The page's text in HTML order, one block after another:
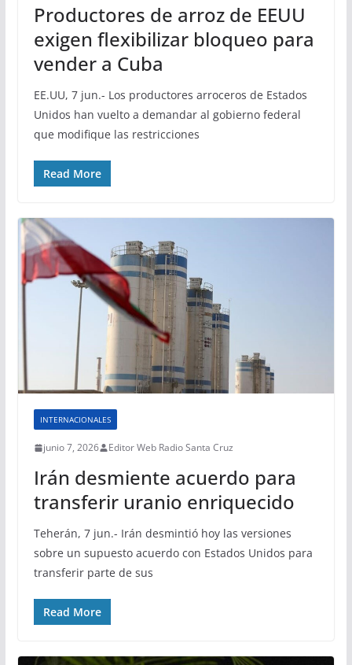
Productores de arroz de EEUU
exigen flexibilizar bloqueo para
vender a Cuba
EE.UU, 7 jun.- Los productores arroceros de Estados
Unidos han vuelto a demandar al gobierno federal
que modifique las restricciones
Read More
INTERNACIONALES
junio 7, 2026 Editor Web Radio Santa Cruz
Irán desmiente acuerdo para
transferir uranio enriquecido
Teherán, 7 jun.- Irán desmintió hoy las versiones
sobre un supuesto acuerdo con Estados Unidos para
transferir parte de sus
Read More